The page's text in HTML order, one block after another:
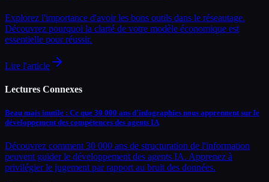
Explorez l'importance d'avoir les bons outils dans le réseautage.
Découvrez pourquoi la clarté de votre modèle économique est
essentielle pour réussir.
Lire l'article
Lectures Connexes
Beau mais inutile : Ce que 30 000 ans d'infographies nous apprennent sur le
développement des compétences des agents IA
Découvrez comment 30 000 ans de structuration de l'information
peuvent guider le développement des agents IA. Apprenez à
privilégier le jugement par rapport au bruit des données.